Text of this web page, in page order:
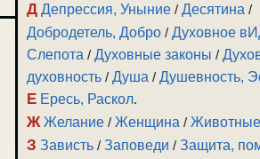
Д Депрессия, Уныние /Десятина /
Добродетель, Добро /Духовное
Слепота /Духовные законы /
духовность /Душа /Душевность,
Е Ересь, Раскол.
Ж Желание /Женщина /Животные
З Зависть /Заповеди /Защита,